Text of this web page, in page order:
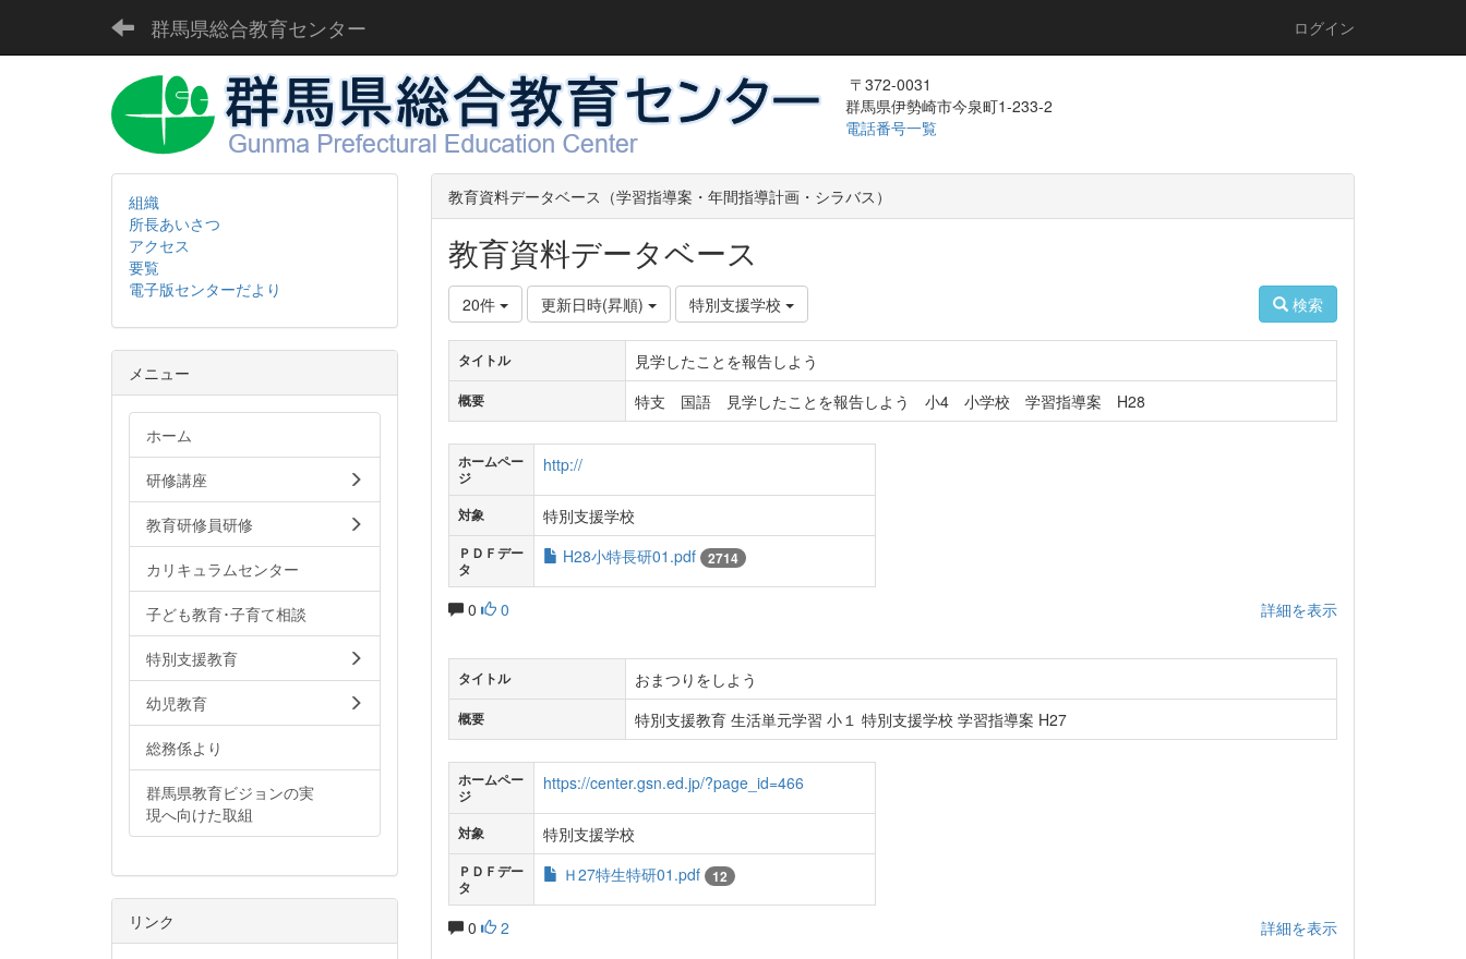
群馬県総合教育センター ログイン
〒372-0031
群馬県伊勢崎市今泉町1-233-2
電話番号一覧
教育資料データベース（学習指導案・年間指導計画・シラバス）
教育資料データベース
20件 更新日時(昇順) 特別支援学校 検索
タイトル 見学したことを報告しよう
概要 特支 国語 見学したことを報告しよう 小4 小学校 学習指導案 H28
ホームペー
ジ
http://
対象 特別支援学校
ＰＤＦデー
タ
H28小特長研01.pdf 2714
0 0 詳細を表示
タイトル おまつりをしよう
概要 特別支援教育 生活単元学習 小１ 特別支援学校 学習指導案 H27
ホームペー
ジ
https://center.gsn.ed.jp/?page_id=466
対象 特別支援学校
ＰＤＦデー
タ
Ｈ27特生特研01.pdf 12
0 2 詳細を表示
組織
所長あいさつ
アクセス
要覧
電子版センターだより
メニュー
ホーム
研修講座
教育研修員研修
カリキュラムセンター
子ども教育･子育て相談
特別支援教育
幼児教育
総務係より
群馬県教育ビジョンの実
現へ向けた取組
リンク